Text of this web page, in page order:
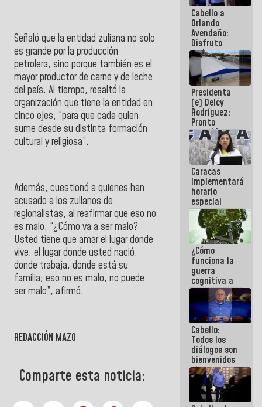
Señaló que la entidad zuliana no solo
es grande por la producción
petrolera, sino porque también es el
mayor productor de carne y de leche
del país. Al tiempo, resaltó la
organización que tiene la entidad en
cinco ejes, “para que cada quien
sume desde su distinta formación
cultural y religiosa”.
Además, cuestionó a quienes han
acusado a los zulianos de
regionalistas, al reafirmar que eso no
es malo. “¿Cómo va a ser malo?
Usted tiene que amar el lugar donde
vive, el lugar donde usted nació,
donde trabaja, donde está su
familia; eso no es malo, no puede
ser malo”, afirmó.
REDACCIÓN MAZO
Comparte esta noticia:
Cabello a
Orlando
Avendaño:
Disfruto
cada vez
que escribes
porque lo
que haces
es
embarrarla
Presidenta
(e) Delcy
Rodríguez:
Pronto
restableceremos
las
operaciones
en el
Aeropuerto
Internacional
de
Maiquetía
Caracas
implementará
horario
especial
para
adaptarse
al plan de
ahorro
energético
¿Cómo
funciona la
guerra
cognitiva a
favor de la
narrativa
hegemónica?
(1)
Cabello:
Todos los
diálogos son
bienvenidos
siempre que
estén en el
marco de la
Constitución